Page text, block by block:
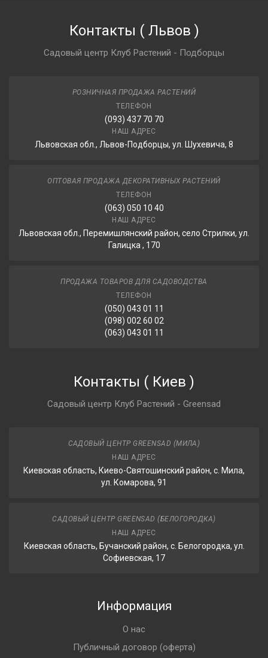
Контакты ( Львов )
Садовый центр Клуб Растений - Подборцы
РОЗНИЧНАЯ ПРОДАЖА РАСТЕНИЙ
ТЕЛЕФОН
(093) 437 70 70
НАШ АДРЕС
Львовская обл., Львов-Подборцы, ул. Шухевича, 8
ОПТОВАЯ ПРОДАЖА ДЕКОРАТИВНЫХ РАСТЕНИЙ
ТЕЛЕФОН
(063) 050 10 40
НАШ АДРЕС
Львовская обл., Перемишлянский район, село Стрилки, ул.
Галицка , 170
ПРОДАЖА ТОВАРОВ ДЛЯ САДОВОДСТВА
ТЕЛЕФОН
(050) 043 01 11
(098) 002 60 02
(063) 043 01 11
Контакты ( Киев )
Садовый центр Клуб Растений - Greensad
САДОВЫЙ ЦЕНТР GREENSAD (МИЛА)
НАШ АДРЕС
Киевская область, Киево-Святошинский район, с. Мила,
ул. Комарова, 91
САДОВЫЙ ЦЕНТР GREENSAD (БЕЛОГОРОДКА)
НАШ АДРЕС
Киевская область, Бучанский район, с. Белогородка, ул.
Софиевская, 17
Информация
О нас
Публичный договор (оферта)